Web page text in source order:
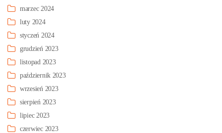
marzec 2024
luty 2024
styczeń 2024
grudzień 2023
listopad 2023
październik 2023
wrzesień 2023
sierpień 2023
lipiec 2023
czerwiec 2023